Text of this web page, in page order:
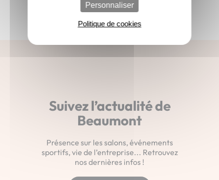
Suivez l’actualité de
Beaumont
Présence sur les salons, événements
sportifs, vie de l’entreprise... Retrouvez
nos dernières infos !
Personnaliser
Politique de cookies